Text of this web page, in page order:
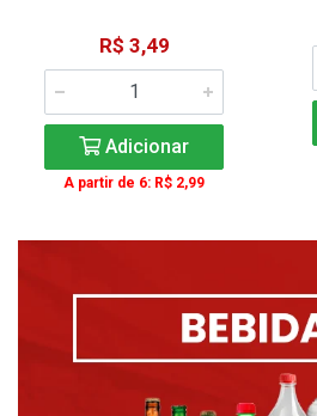
R$ 3,49
Adicionar
A partir de 6: R$ 2,99